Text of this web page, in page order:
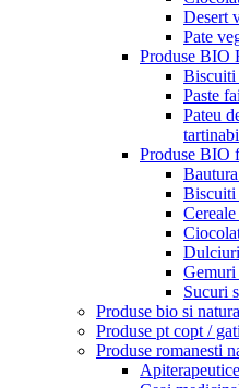
Desert
Pate
Produse BIO
Biscuiti
Paste
Pateu
Produse BIO
Biscuiti
Sucuri
Produse bio si
Produse pt copt /
Produse romanesti